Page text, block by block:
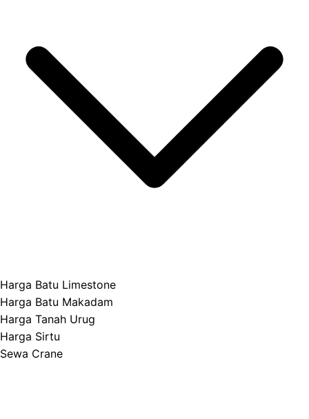
Harga Batu Limestone
Harga Batu Makadam
Harga Tanah Urug
Harga Sirtu
Sewa Crane